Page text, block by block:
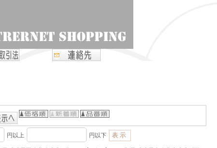
円以上 円以下